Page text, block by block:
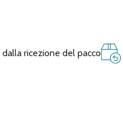
ricezione del pacco